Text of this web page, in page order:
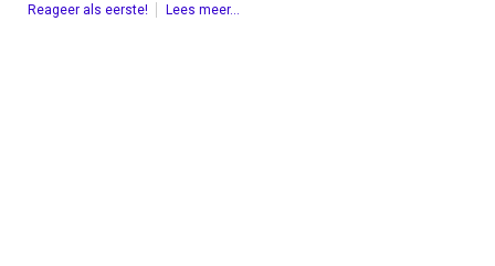
Reageer als eerste! Lees meer...